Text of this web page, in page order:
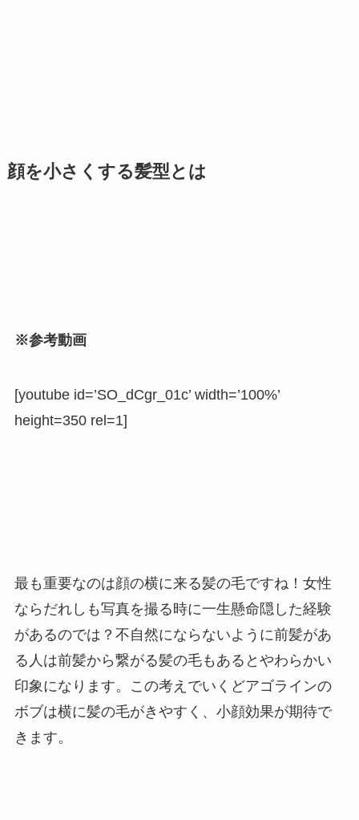
顔を小さくする髪型とは
※参考動画
[youtube id=’SO_dCgr_01c’ width=’100%’
height=350 rel=1]
最も重要なのは顔の横に来る髪の毛ですね！女性
ならだれしも写真を撮る時に一生懸命隠した経験
があるのでは？不自然にならないように前髪があ
る人は前髪から繋がる髪の毛もあるとやわらかい
印象になります。この考えでいくどアゴラインの
ボブは横に髪の毛がきやすく、小顔効果が期待で
きます。